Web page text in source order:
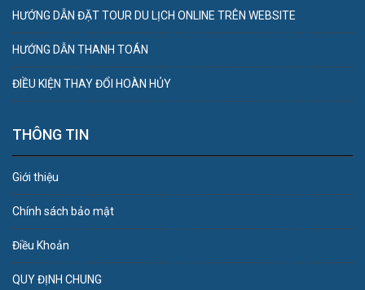
HƯỚNG DẪN ĐẶT TOUR DU LỊCH ONLINE TRÊN WEBSITE
HƯỚNG DẪN THANH TOÁN
ĐIỀU KIỆN THAY ĐỔI HOÀN HỦY
THÔNG TIN
Giới thiệu
Chính sách bảo mật
Điều Khoản
QUY ĐỊNH CHUNG